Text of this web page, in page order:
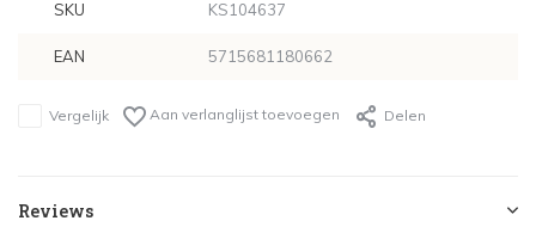
SKU KS104637
EAN 5715681180662
Vergelijk Aan verlanglijst toevoegen Delen
Reviews